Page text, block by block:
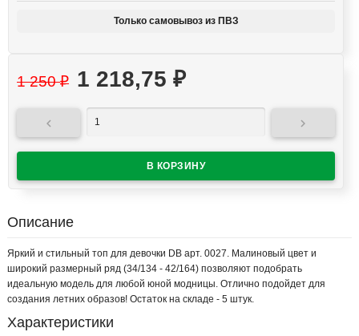
Только самовывоз из ПВЗ
1 250₽ 1 218,75 ₽
 
Описание
Яркий и стильный топ для девочки DB арт. 0027. Малиновый цвет и
широкий размерный ряд (34/134 - 42/164) позволяют подобрать
идеальную модель для любой юной модницы. Отлично подойдет для
создания летних образов! Остаток на складе - 5 штук.
Характеристики